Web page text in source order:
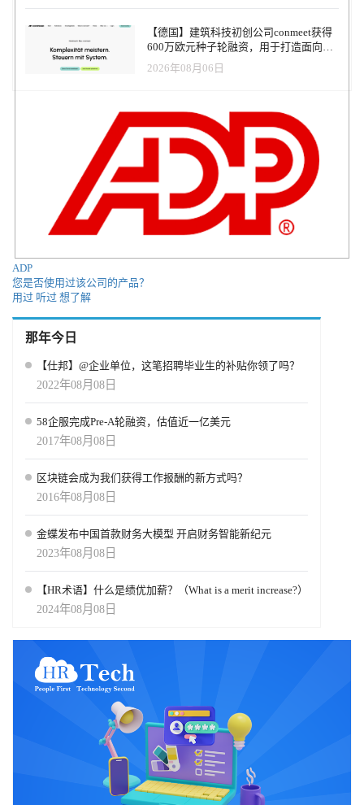
套合适的工具，进行有效的协作和沟通。市场上有 Slack、Google
Hangouts、Zoom 和许多其他工具，可以帮助您的混合工作场所保持
提升和再培训一直是核心人力资源战略的重要组成部分。在大流行
病盛行的今天，这一点变得比以往任何时候都更加重要。这不仅有
工作角色。访问 Coursera、Udemy 和 edX 等各种教育技术平台可以
帮助员工进行技能再培训和技能提升。 技能培训计划向员工表明，
企业将他们的利益放在首位。当组织对他们进行投资时，会让他们
感到自己的价值和重要性。它能提高员工的参与度，留住员工，并
有助于在组织中建立持续的学习文化。另一方面，组织能够从内部
弥补岗位需求缺口，而不是从外部寻找。这有助于节省时间和金钱
成本。在这个充满不确定性的时代，对员工进行再培训和技能提升
有助于建立一支适应未来的员工队伍。对企业和员工来说，这是一
的一项调查显示，80% 的亚洲人、70% 的拉丁美洲人、62% 的男
性、89% 的黑人和 72% 的女性更喜欢多元化的工作文化。 上述调查
清楚地表明了工作场所多样性和包容性的重要性。过去，各组织一
直在努力促进 D&I 的发展，但如果到目前为止还没有将其作为人力
资源战略的核心部分，那么现在就是将其作为核心部分的时候了。
向、国籍、教育背景、民族、种族、政治信仰等如何。这样，各组
织就会拥有更多具有不同技能、能力和经验的人才。它能促进创新
前，劳动力队伍中有来自 Z 世代、千禧一代、X 世代和潮一代的员
工。放宽年龄雇用标准的组织将拥有一支员工可以根据自身经验相
互学习的员工队伍。潮一代可以与他人分享行业知识和经验，与此
同时，他们自己也可以弥补数字鸿沟。 人力资源技术软件和工具 面
对一支全球化的员工队伍，人力资源团队几乎不可能对他们进行实
际管理。因此，人力资源技术工具和软件的使用将呈上升趋势。人
力资源技术行业专家 Josh Bersin 预计，全球人力资源技术解决方案
市场规模约为 4000 亿美元。随着时间的推移，这个数字只会越来越
大。人力资源战略的一个关键部分应该是在日常工作中加入简化员
工管理流程的工具。从入职培训到绩效管理，由于大流行病的影
人力资源发展趋势，2025年的趋势是什么？我们一起来看看各家如
何预测！2025年趋势专题地址是：http://hrnext.cn/8dK4a3 可以收藏
新洗牌行业，并创建一个新的自由职业者类别。选择自由职业是他
们的选择，而非迫不得已，Jump 将与他们并肩作战，以简单、安心
的方式迎接职业生涯的新篇章。Breega合伙人Benjamin Deplus表
决方案，公司的目标是到 2025 年将员工人数翻一番。最近筹集的
1100 万欧元资金也将支持其强劲增长。
【德国】建筑科技初创公司conmeet获得
600万欧元种子轮融资，用于打造面向贸
易和建筑行业的AI操作系统
2026年08月06日
ADP
您是否使用过该公司的产品？
用过 听过 想了解
那年今日
【仕邦】@企业单位，这笔招聘毕业生的补贴你领了吗？
2022年08月08日
58企服完成Pre-A轮融资，估值近一亿美元
2017年08月08日
区块链会成为我们获得工作报酬的新方式吗？
2016年08月08日
金蝶发布中国首款财务大模型 开启财务智能新纪元
2023年08月08日
【HR术语】什么是绩优加薪？（What is a merit increase?）
2024年08月08日